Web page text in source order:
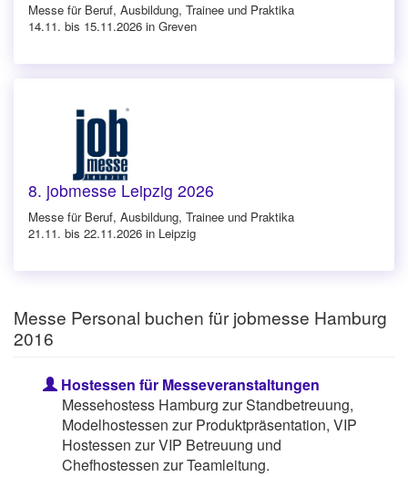
Messe für Beruf, Ausbildung, Trainee und Praktika
14.11. bis 15.11.2026 in Greven
8. jobmesse Leipzig 2026
Messe für Beruf, Ausbildung, Trainee und Praktika
21.11. bis 22.11.2026 in Leipzig
Messe Personal buchen für jobmesse Hamburg
2016
Hostessen für Messeveranstaltungen
Messehostess Hamburg zur Standbetreuung,
Modelhostessen zur Produktpräsentation, VIP
Hostessen zur VIP Betreuung und
Chefhostessen zur Teamleitung.